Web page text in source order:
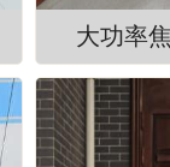
大功率